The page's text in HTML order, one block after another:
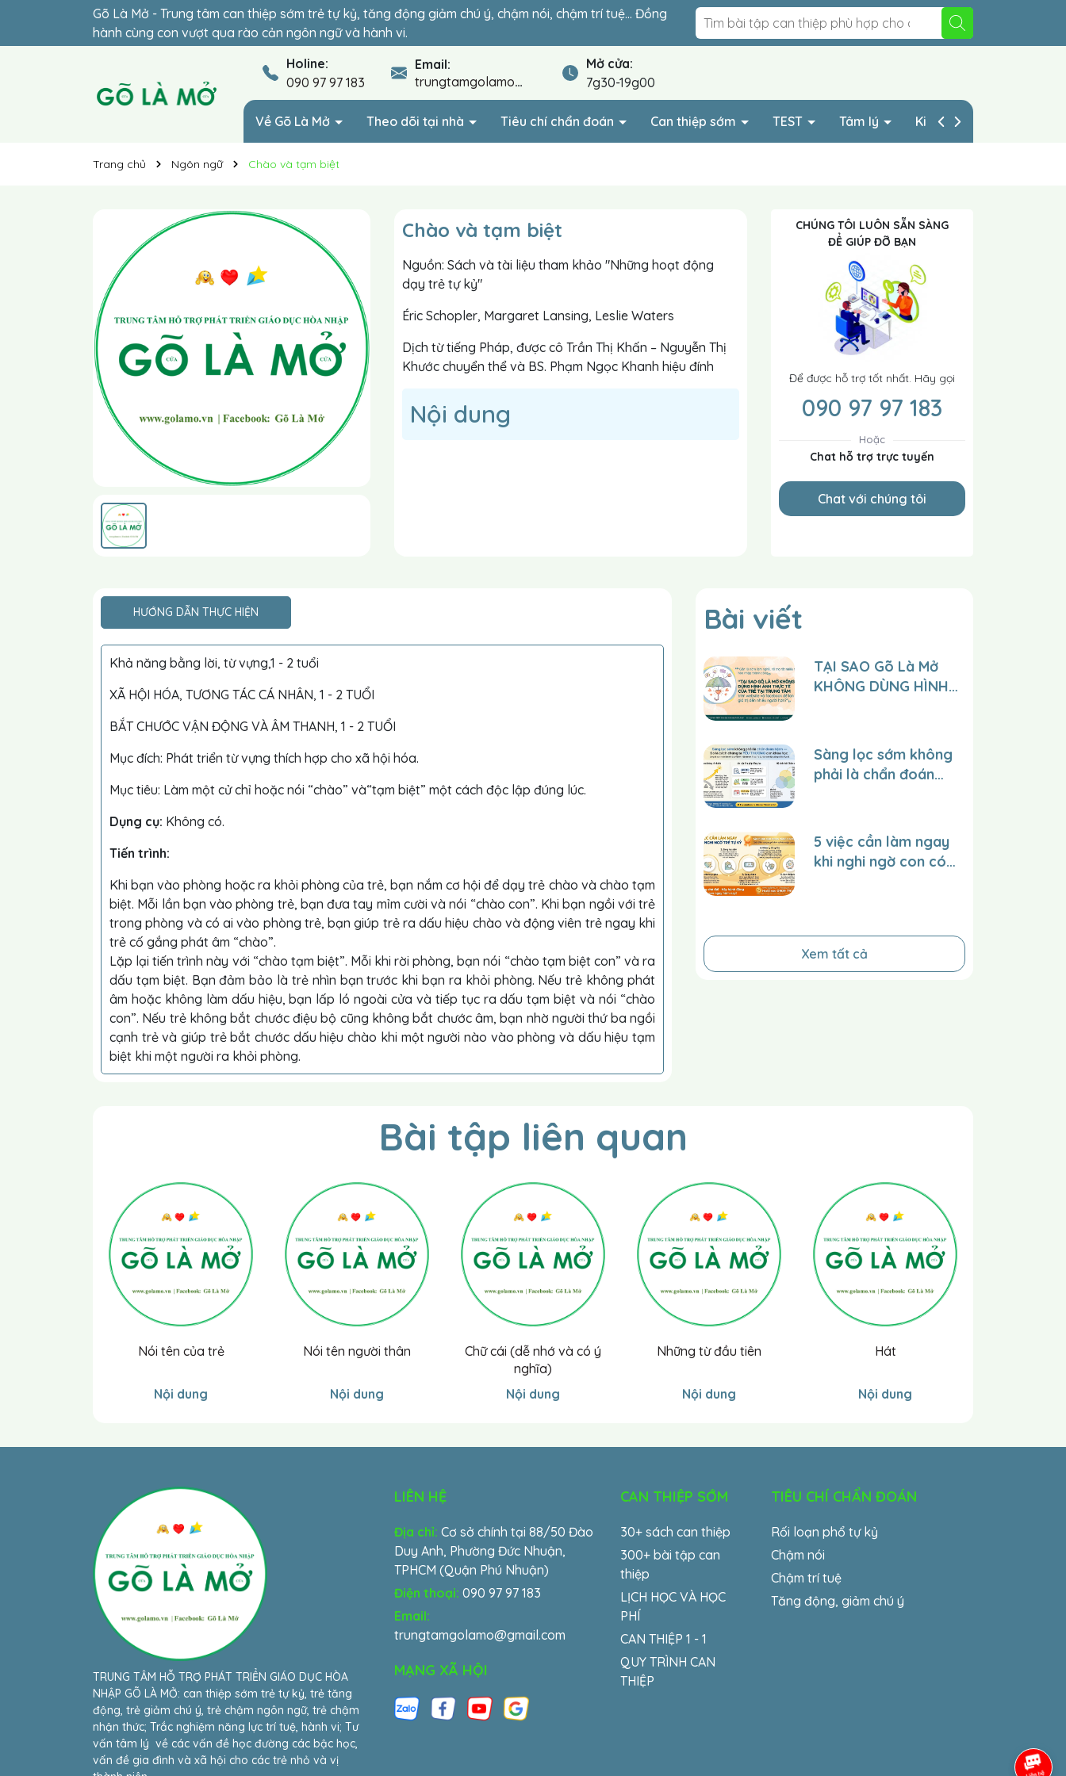
Gõ Là Mở - Trung tâm can thiệp sớm trẻ tự kỷ, tăng động giảm chú ý, chậm nói, chậm trí tuệ… Đồng
hành cùng con vượt qua rào cản ngôn ngữ và hành vi.
Đừng để lỡ thời điểm vàng (2-6 tuổi) – giai đoạn quyết định sự hòa nhập của con. Lộ trình cá nhân
hóa 1-1 phù hợp giúp trẻ hòa nhập vững chắc.
Holine:
090 97 97 183
Email:
trungtamgolamo@gmail.com
Mở cửa:
7g30-19g00
Về Gõ Là Mở Theo dõi tại nhà Tiêu chí chẩn đoán Can thiệp sớm TEST Tâm lý Kinh nghiệp HAY
Trang chủ Ngôn ngữ Chào và tạm biệt
Chào và tạm biệt
Nguồn: Sách và tài liệu tham khảo "Những hoạt động
dạy trẻ tự kỷ"
Éric Schopler, Margaret Lansing, Leslie Waters
Dịch từ tiếng Pháp, được cô Trần Thị Khấn – Nguyễn Thị
Khước chuyển thể và BS. Phạm Ngọc Khanh hiệu đính
Nội dung
CHÚNG TÔI LUÔN SẴN SÀNG
ĐỂ GIÚP ĐỠ BẠN
Để được hỗ trợ tốt nhất. Hãy gọi
090 97 97 183
Hoặc
Chat hỗ trợ trực tuyến
Chat với chúng tôi
HƯỚNG DẪN THỰC HIỆN
Khả năng bằng lời, từ vựng,1 - 2 tuổi
XÃ HỘI HÓA, TƯƠNG TÁC CÁ NHÂN, 1 - 2 TUỔI
BẮT CHƯỚC VẬN ĐỘNG VÀ ÂM THANH, 1 - 2 TUỔI
Mục đích: Phát triển từ vựng thích hợp cho xã hội hóa.
Mục tiêu: Làm một cử chỉ hoặc nói “chào” và“tạm biệt” một cách độc lập đúng lúc.
Dụng cụ: Không có.
Tiến trình:
Khi bạn vào phòng hoặc ra khỏi phòng của trẻ, bạn nắm cơ hội để dạy trẻ chào và chào tạm
biệt. Mỗi lần bạn vào phòng trẻ, bạn đưa tay mỉm cười và nói “chào con”. Khi bạn ngồi với trẻ
trong phòng và có ai vào phòng trẻ, bạn giúp trẻ ra dấu hiệu chào và động viên trẻ ngay khi
trẻ cố gắng phát âm “chào”.
Lặp lại tiến trình này với “chào tạm biệt”. Mỗi khi rời phòng, bạn nói “chào tạm biệt con” và ra
dấu tạm biệt. Bạn đảm bảo là trẻ nhìn bạn trước khi bạn ra khỏi phòng. Nếu trẻ không phát
âm hoặc không làm dấu hiệu, bạn lấp ló ngoài cửa và tiếp tục ra dấu tạm biệt và nói “chào
con”. Nếu trẻ không bắt chước điệu bộ cũng không bắt chước âm, bạn nhờ người thứ ba ngồi
cạnh trẻ và giúp trẻ bắt chước dấu hiệu chào khi một người nào vào phòng và dấu hiệu tạm
biệt khi một người ra khỏi phòng.
Bài viết
TẠI SAO Gõ Là Mở
KHÔNG DÙNG HÌNH
trên website và
facebook để lan tỏa
giá trị đến nhiều
Sàng lọc sớm không
phải là chẩn đoán
THƯƠNG con một
cách khoa học.
5 việc cần làm ngay
khi nghi ngờ con có
Xem tất cả
Bài tập liên quan
Nói tên của trẻ
Nội dung
Nói tên người thân
Nội dung
Chữ cái (dễ nhớ và có ý
nghĩa)
Nội dung
Những từ đầu tiên
Nội dung
Hát
Nội dung
TRUNG TÂM HỖ TRỢ PHÁT TRIỂN GIÁO DỤC HÒA
NHẬP GÕ LÀ MỞ: can thiệp sớm trẻ tự kỷ, trẻ tăng
động, trẻ giảm chú ý, trẻ chậm ngôn ngữ, trẻ chậm
nhận thức; Trắc nghiệm năng lực trí tuệ, hành vi; Tư
vấn tâm lý về các vấn đề học đường các bậc học,
vấn đề gia đình và xã hội cho các trẻ nhỏ và vị
LIÊN HỆ
Địa chỉ: Cơ sở chính tại 88/50 Đào
Duy Anh, Phường Đức Nhuận,
TPHCM (Quận Phú Nhuận)
Điện thoại: 090 97 97 183
Email:
trungtamgolamo@gmail.com
MẠNG XÃ HỘI
CAN THIỆP SỚM
30+ sách can thiệp
300+ bài tập can
thiệp
LỊCH HỌC VÀ HỌC
PHÍ
CAN THIỆP 1 - 1
QUY TRÌNH CAN
THIỆP
TIÊU CHÍ CHẨN ĐOÁN
Rối loạn phổ tự kỷ
Chậm nói
Chậm trí tuệ
Tăng động, giảm chú ý